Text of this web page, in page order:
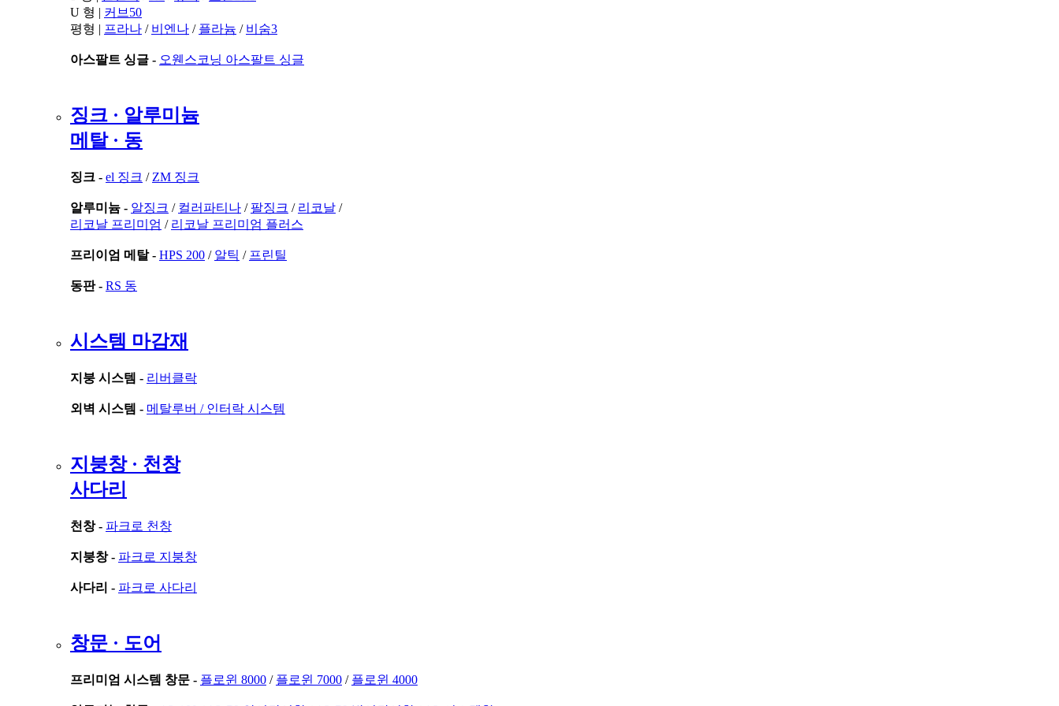
U 형 | 커브50
평형 | 프라나 / 비엔나 / 플라늄 / 비숨3
아스팔트 싱글 - 오웬스코닝 아스팔트 싱글
징크 · 알루미늄
메탈 · 동
징크 - el 징크 / ZM 징크
알루미늄 - 알징크 / 컬러파티나 / 팔징크 / 리코날 /
리코날 프리미엄 / 리코날 프리미엄 플러스
프리이엄 메탈 - HPS 200 / 알틱 / 프린틸
동판 - RS 동
시스템 마감재
지붕 시스템 - 리버클락
외벽 시스템 - 메탈루버 / 인터락 시스템
지붕창 · 천창
사다리
천창 - 파크로 천창
지붕창 - 파크로 지붕창
사다리 - 파크로 사다리
창문 · 도어
프리미엄 시스템 창문 - 플로윈 8000 / 플로윈 7000 / 플로윈 4000